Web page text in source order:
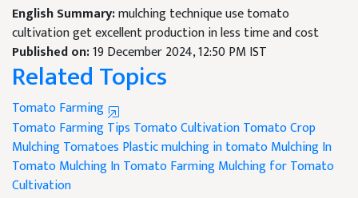
English Summary:mulching technique use tomato
cultivation get excellent production in less time and cost
Published on:19 December 2024, 12:50 PM IST
Related Topics
Tomato Farming
Tomato Farming Tips Tomato CultivationTomato Crop
Mulching Tomatoes Plastic mulching in tomatoMulching In
TomatoMulching In Tomato FarmingMulching for Tomato
Cultivation